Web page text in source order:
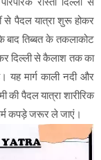
से पैदल यात्रा शुरू होकर
तिब्बत के तकलाकोट
दिल्ली से कैलाश तक का
मार्ग काली नदी और
की पैदल यात्रा शारीरिक
कपड़े जरूर ले जाएं।